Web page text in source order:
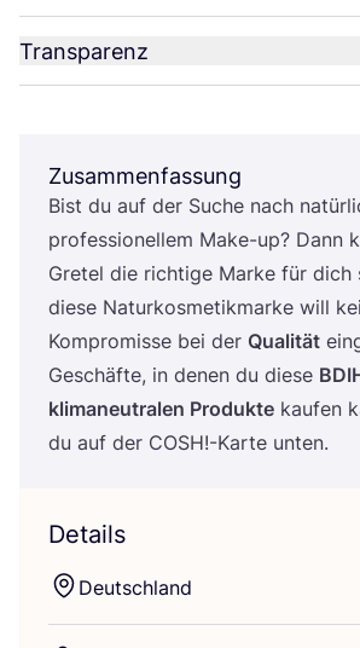
Transparenz
Zusammenfassung
Bist du auf der Suche nach
pro­fes­sio­nel­lem Make-up? Dann
Gre­tel die rich­ti­ge Mar­ke für dich
die­se Natur­kos­me­tik­mar­ke will
Kom­pro­mis­se bei der Qua­li­tät
Geschäf­te, in denen du die­se
kli­ma­neu­tra­len Pro­duk­te kau­fen
du auf der COSH!-Karte unten.
Details
Deutsch­land